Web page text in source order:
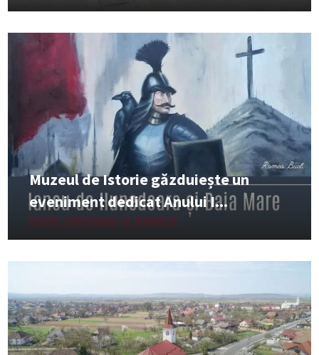
Muzeul de Istorie găzduiește un
eveniment dedicat Anului I...